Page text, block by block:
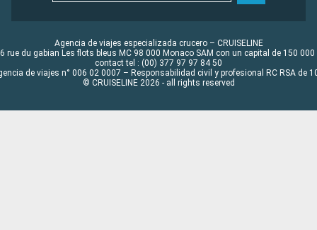
Agencia de viajes especializada crucero – CRUISELINE
rue du gabian Les flots bleus MC 98 000 Monaco SAM con un capital de 150 000
contact tel : (00) 377 97 97 84 50
de viajes n° 006 02 0007 – Responsabilidad civil y profesional RC RSA de
© CRUISELINE 2026 - all rights reserved